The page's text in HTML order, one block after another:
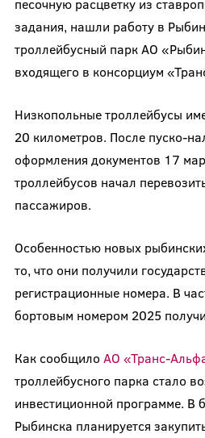
песочную расцветку из
задания, нашли работу в
троллейбусный парк АО
входящего в консорциум
Низкопольные троллейбусы
20 километров. После пуско-
оформления документов 17
троллейбусов начал
пассажиров.
Особенностью новых
то, что они получили
регистрационные номера. В
бортовым номером 2025
Как сообщило АО «Транс-
троллейбусного парка стало
инвестиционной программе. В
Рыбинска планируется